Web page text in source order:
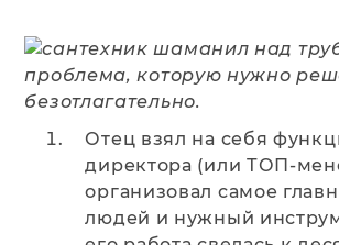
проблема, которую нужно
безотлагательно.
Отец взял на себя
директора (или ТОП-
организовал самое
людей и нужный